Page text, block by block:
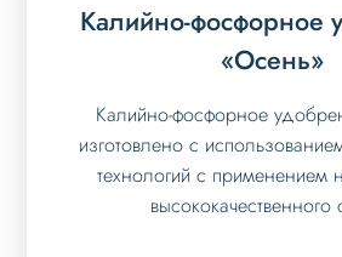
Калийно-фосфорное
«Осень»
Калийно-фосфорное
изготовлено с
технологий с применением
высококачественного